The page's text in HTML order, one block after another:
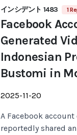
インシデント 1483 1
Facebook
Generated
Indonesian
Bustomi in
2025-11-20
A Facebook
reportedly shared